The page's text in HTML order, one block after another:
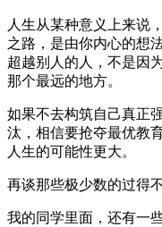
人生从某种意义上来说
之路，是由你内心的想
超越别人的人，不是因
那个最远的地方。
如果不去构筑自己真正
汰，相信要抢夺最优教
人生的可能性更大。
再谈那些极少数的过得
我的同学里面，还有一